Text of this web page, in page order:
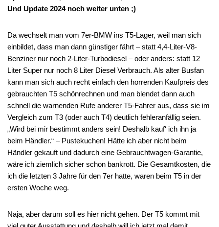
Und Update 2024 noch weiter unten ;)
Da wechselt man vom 7er-BMW ins T5-Lager, weil man sich
einbildet, dass man dann günstiger fährt – statt 4,4-Liter-V8-
Benziner nur noch 2-Liter-Turbodiesel – oder anders: statt 12
Liter Super nur noch 8 Liter Diesel Verbrauch. Als alter Busfan
kann man sich auch recht einfach den horrenden Kaufpreis des
gebrauchten T5 schönrechnen und man blendet dann auch
schnell die warnenden Rufe anderer T5-Fahrer aus, dass sie im
Vergleich zum T3 (oder auch T4) deutlich fehleranfällig seien.
„Wird bei mir bestimmt anders sein! Deshalb kauf‘ ich ihn ja
beim Händler.“ – Pustekuchen! Hätte ich aber nicht beim
Händler gekauft und dadurch eine Gebrauchtwagen-Garantie,
wäre ich ziemlich sicher schon bankrott. Die Gesamtkosten, die
ich die letzten 3 Jahre für den 7er hatte, waren beim T5 in der
ersten Woche weg.
Naja, aber darum soll es hier nicht gehen. Der T5 kommt mit